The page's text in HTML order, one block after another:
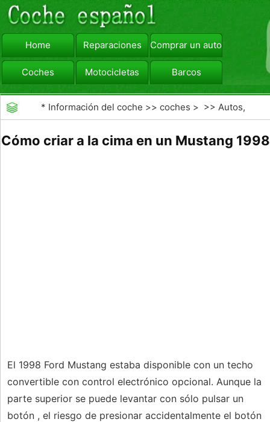
Home Reparaciones Comprar un automóvil
Coches Motocicletas Barcos
viajar Camiones
* Información del coche >>coches > >>Autos,
Cómo criar a la cima en un Mustang 1998
El 1998 Ford Mustang estaba disponible con un techo
convertible con control electrónico opcional. Aunque la
parte superior se puede levantar con sólo pulsar un
botón , el riesgo de presionar accidentalmente el botón